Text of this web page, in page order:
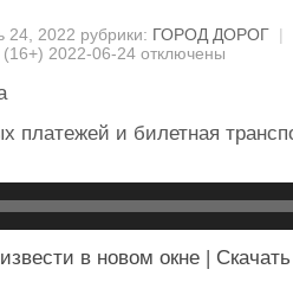
2022 рубрики: ГОРОД ДОРОГ |
(16+) 2022-06-24 отключены
платежей и билетная
в новом окне | Скачать